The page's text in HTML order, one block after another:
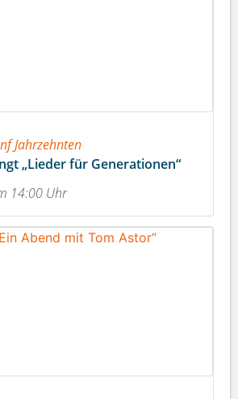
Jahrzehnten
„Lieder für Generationen“
14:00 Uhr